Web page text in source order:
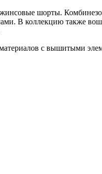
шорты.
В коллекцию также
с вышитыми